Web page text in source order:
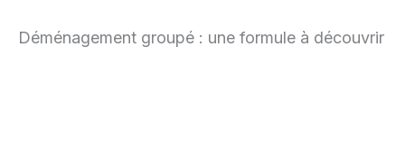
Déménagement groupé : une formule à découvrir